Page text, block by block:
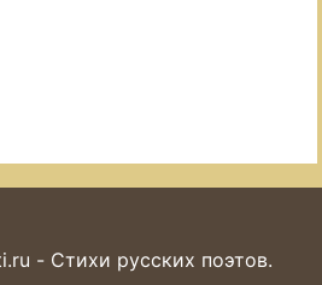
- Стихи русских поэтов.